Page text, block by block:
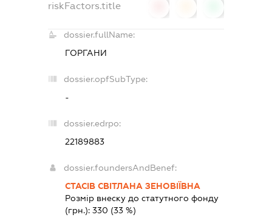
riskFactors.title
dossier.fullName:
ГОРГАНИ
dossier.opfSubType:
-
dossier.edrpo:
22189883
dossier.foundersAndBenef:
СТАСІВ СВІТЛАНА ЗЕНОВІЇВНА
Розмір внеску до статутного фонду
(грн.):330 (33 %)